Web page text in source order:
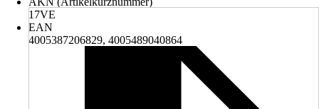
17VE
EAN
4005387206829, 4005489040864